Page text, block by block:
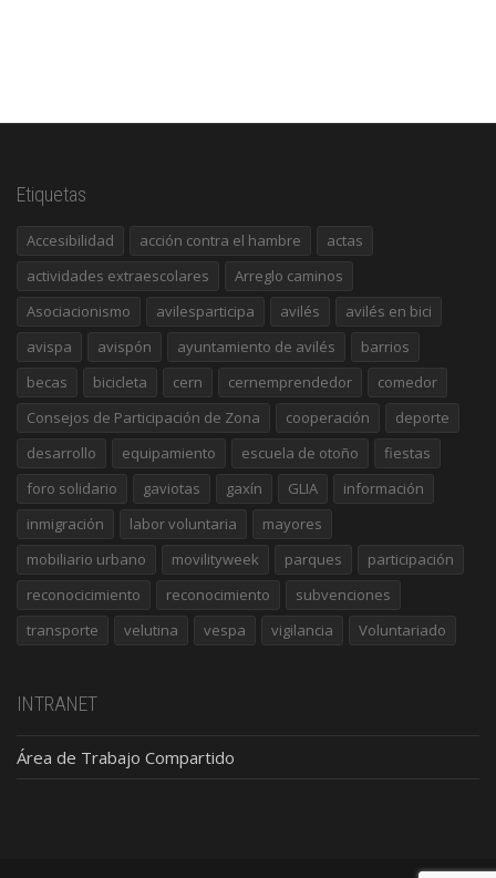
Etiquetas
Accesibilidad acción contra el hambre
actas
actividades extraescolares
Arreglo caminos
Asociacionismo
avilesparticipa avilés
avilés en bici
avispa
avispón ayuntamiento de avilés
barrios
becas
bicicleta cern cernemprendedor
comedor
Consejos de Participación de Zona
cooperación
deporte
desarrollo
equipamiento escuela de otoño
fiestas
foro solidario
gaviotas gaxín GLIA
información
inmigración
labor voluntaria
mayores
mobiliario urbano
movilityweek parques
participación
reconocicimiento
reconocimiento
subvenciones
transporte
velutina vespa vigilancia Voluntariado
INTRANET
Área de Trabajo Compartido